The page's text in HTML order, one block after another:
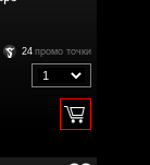
24 промо точки